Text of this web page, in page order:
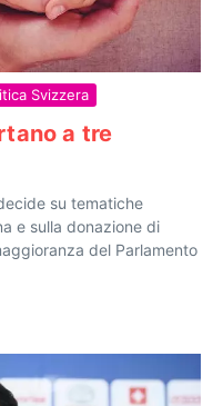
Svizzera
a tre
su tematiche
e sulla donazione di
del Parlamento